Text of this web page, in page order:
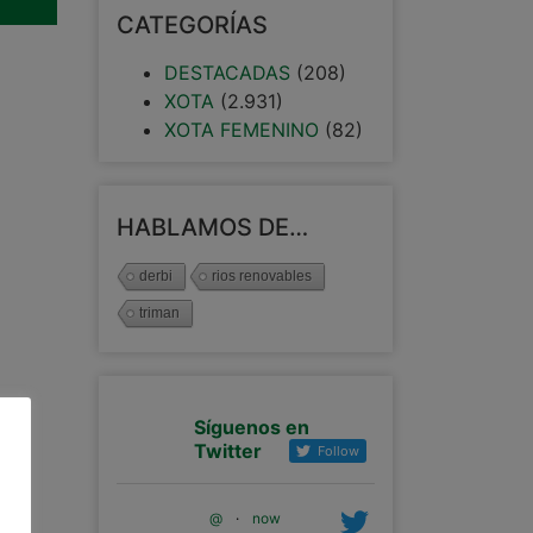
CATEGORÍAS
DESTACADAS (208)
XOTA (2.931)
XOTA FEMENINO (82)
HABLAMOS DE…
derbi rios renovables
triman
Síguenos en
Twitter
Follow
@ · now